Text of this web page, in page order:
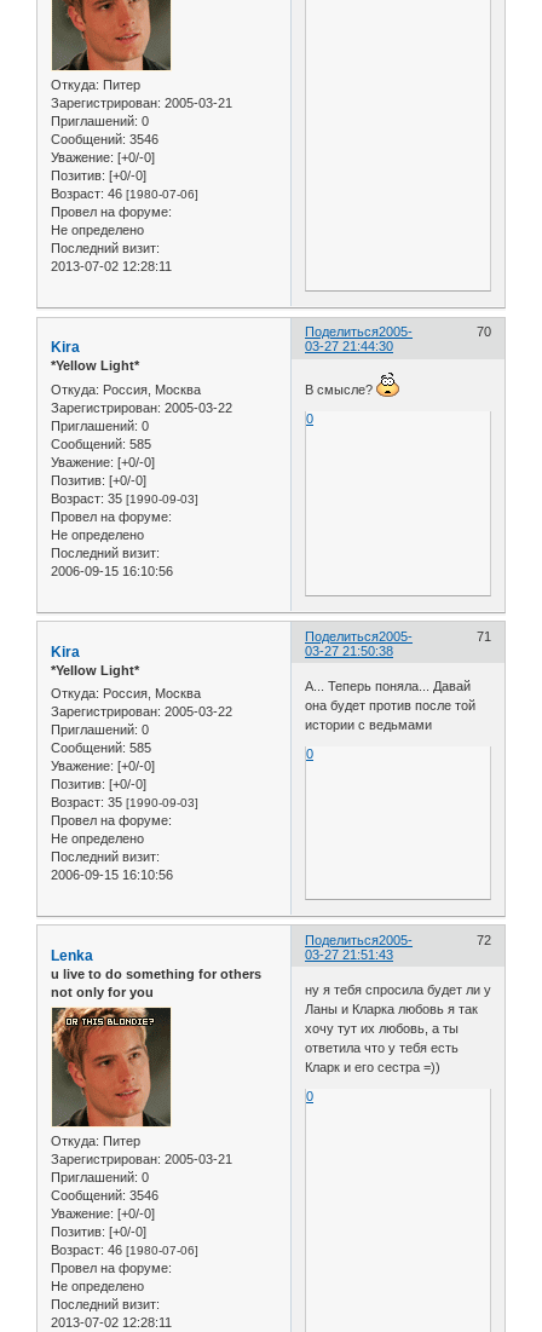
Откуда: Питер
Зарегистрирован: 2005-03-21
Приглашений: 0
Сообщений: 3546
Уважение: [+0/-0]
Позитив: [+0/-0]
Возраст: 46 [1980-07-06]
Провел на форуме:
Не определено
Последний визит:
2013-07-02 12:28:11
Поделиться 70
2005-
03-27 21:44:30
Kira
*Yellow Light*
Откуда: Россия, Москва
Зарегистрирован: 2005-03-22
Приглашений: 0
Сообщений: 585
Уважение: [+0/-0]
Позитив: [+0/-0]
Возраст: 35 [1990-09-03]
Провел на форуме:
Не определено
Последний визит:
2006-09-15 16:10:56
В смысле?
0
Поделиться 71
2005-
03-27 21:50:38
Kira
*Yellow Light*
Откуда: Россия, Москва
Зарегистрирован: 2005-03-22
Приглашений: 0
Сообщений: 585
Уважение: [+0/-0]
Позитив: [+0/-0]
Возраст: 35 [1990-09-03]
Провел на форуме:
Не определено
Последний визит:
2006-09-15 16:10:56
А... Теперь поняла... Давай
она будет против после той
истории с ведьмами
0
Поделиться 72
2005-
03-27 21:51:43
Lenka
u live to do something for others
not only for you
Откуда: Питер
Зарегистрирован: 2005-03-21
Приглашений: 0
Сообщений: 3546
Уважение: [+0/-0]
Позитив: [+0/-0]
Возраст: 46 [1980-07-06]
Провел на форуме:
Не определено
Последний визит:
2013-07-02 12:28:11
ну я тебя спросила будет ли у
Ланы и Кларка любовь я так
хочу тут их любовь, а ты
ответила что у тебя есть
Кларк и его сестра =))
0